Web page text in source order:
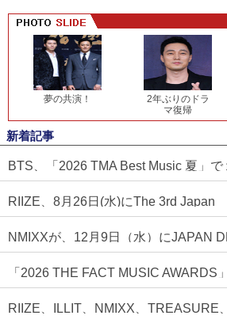
夢の共演！
2年ぶりのドラ
マ復帰
新着記事
BTS、「2026 TMA Best Music 夏」で
RIIZE、8月26日(水)にThe 3rd Japan
NMIXXが、12月9日（水）にJAPAN
もスタート！！
「2026 THE FACT MUSIC AWARDS
RIIZE、ILLIT、NMIXX、TREASURE